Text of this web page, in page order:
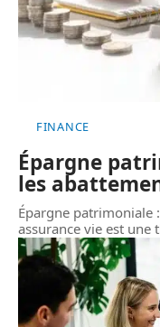
FINANCE
Épargne
les
Épargne patrimoniale
assurance vie est